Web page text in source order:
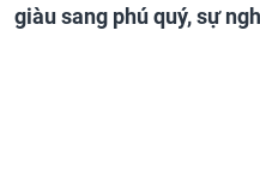
giàu sang phú quý, sự